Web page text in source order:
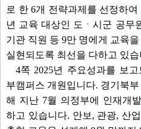
로 한 6개 전략과제를 선정하
년 교육 대상인 도ㆍ시군 공무
기관 직원 등 9만 명에게 교육
실현되도록 최선을 다하고 있습
4쪽 2025년 주요성과를 보
부캠퍼스 개원입니다. 경기북
해 지난 7월 의정부에 인재개
하고 있습니다. 안보, 관광, 산